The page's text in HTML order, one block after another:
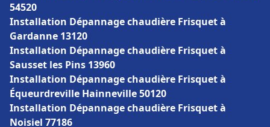
54520
Installation Dépannage chaudière Frisquet à
Gardanne 13120
Installation Dépannage chaudière Frisquet à
Sausset les Pins 13960
Installation Dépannage chaudière Frisquet à
Équeurdreville Hainneville 50120
Installation Dépannage chaudière Frisquet à
Noisiel 77186